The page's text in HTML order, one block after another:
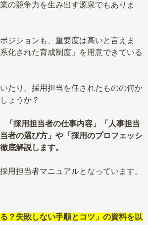
の競争力を生み出す源泉でもありま
ジションも、重要度は高いと言えま
化された育成制度」を用意できている
たり、採用担当を任されたものの何か
ょうか？
「採用担当者の仕事内容」「人事担当
者の選び方」や「採用のプロフェッシ
底解説します。
用担当者マニュアルとなっています。
？失敗しない手順とコツ」の資料を以